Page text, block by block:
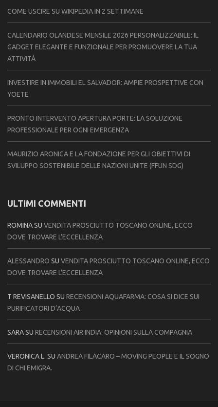
COME USCIRE SU WIKIPEDIA IN 2 SETTIMANE
CALENDARIO OLANDESE MENSILE 2026 PERSONALIZZABILE: IL
GADGET ELEGANTE E FUNZIONALE PER PROMUOVERE LA TUA
ATTIVITÀ
INVESTIRE IN IMMOBILI EL SALVADOR: AMPIE PROSPETTIVE CON
YOETE
PRONTO INTERVENTO APERTURA PORTE: LA SOLUZIONE
PROFESSIONALE PER OGNI EMERGENZA
MAURIZIO ARONICA E LA FONDAZIONE PER GLI OBIETTIVI DI
SVILUPPO SOSTENIBILE DELLE NAZIONI UNITE (FFUN SDG)
ULTIMI COMMENTI
ROMINASU VENDITA PROSCIUTTO TOSCANO ONLINE, ECCO
DOVE TROVARE L’ECCELLENZA
ALESSANDRO SU VENDITA PROSCIUTTO TOSCANO ONLINE, ECCO
DOVE TROVARE L’ECCELLENZA
T REVISANELLO SU RECENSIONI AQUAFARMA: COSA SI DICE SUI
PURIFICATORI D’ACQUA
SARASU RECENSIONI AIR INDIA: OPINIONI SULLA COMPAGNIA
VERONICA L. SU ANDREA FILACARO – MOVING PEOPLE E IL SOGNO
DI CHI EMIGRA.